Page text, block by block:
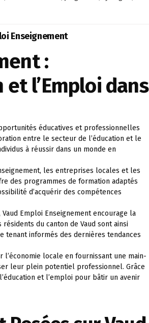
Enseignement
:
l’Emploi dans
éducatives et professionnelles
entre le secteur de l’éducation et le
à réussir dans un monde en
les entreprises locales et les
des programmes de formation adaptés
d’acquérir des compétences
Emploi Enseignement encourage la
du canton de Vaud sont ainsi
tenant informés des dernières tendances
locale en fournissant une main-
leur plein potentiel professionnel. Grâce
et l’emploi pour bâtir un avenir